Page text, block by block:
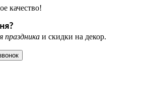
качество!
праздникаи скидки на декор.